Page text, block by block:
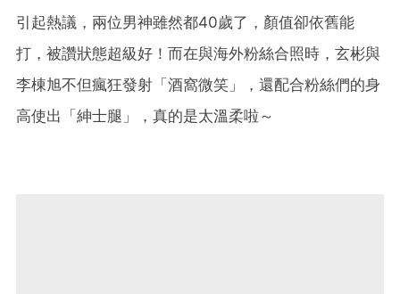
引起熱議，兩位男神雖然都40歲了，顏值卻依舊能
打，被讚狀態超級好！而在與海外粉絲合照時，玄彬與
李棟旭不但瘋狂發射「酒窩微笑」，還配合粉絲們的身
高使出「紳士腿」，真的是太溫柔啦～